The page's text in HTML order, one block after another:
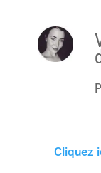
Cliquez